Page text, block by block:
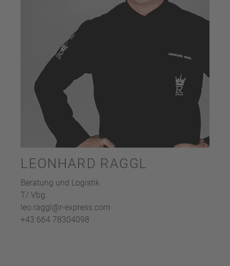
LEONHARD RAGGL
Beratung und Logistik
T/ Vbg.
leo.raggl@r-express.com
+43 664 78304098